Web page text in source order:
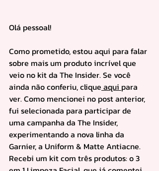
Olá pessoal!
Como prometido, estou aqui para falar
sobre mais um produto incrível que
veio no kit da The Insider. Se você
ainda não conferiu, clique aqui para
ver. Como mencionei no post anterior,
fui selecionada para participar de
uma campanha da The Insider,
experimentando a nova linha da
Garnier, a Uniform & Matte Antiacne.
Recebi um kit com três produtos: o 3